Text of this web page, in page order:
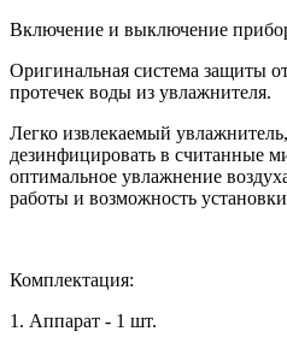
Включение и выключение
Оригинальная система защиты
протечек воды из увлажнителя.
Легко извлекаемый
дезинфицировать в считанные
оптимальное увлажнение
работы и возможность
Комплектация:
1. Аппарат - 1 шт.